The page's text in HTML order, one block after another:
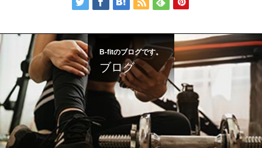
B-fitのブログです。
ブログ